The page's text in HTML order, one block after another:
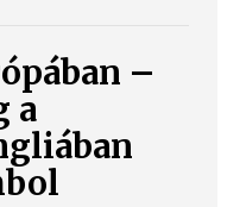
–
a